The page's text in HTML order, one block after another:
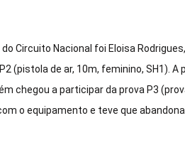
Circuito Nacional foi Eloisa
(pistola de ar, 10m, feminino, SH1).
chegou a participar da prova P3
o equipamento e teve que